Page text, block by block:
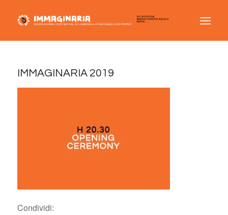
IMMAGINARIA 2019
Condividi: